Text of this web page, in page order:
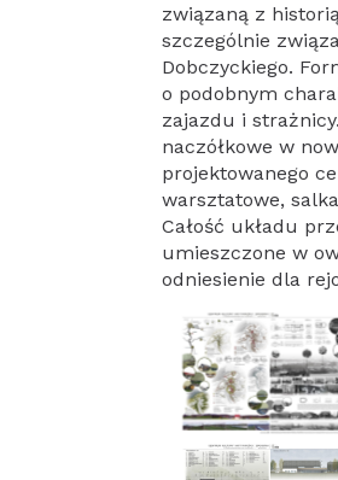
związaną z
szczególnie
Dobczyckiego.
o podobnym
zajazdu i
naczółkowe w
projektowanego
warsztatowe,
Całość układu
umieszczone w
odniesienie dla